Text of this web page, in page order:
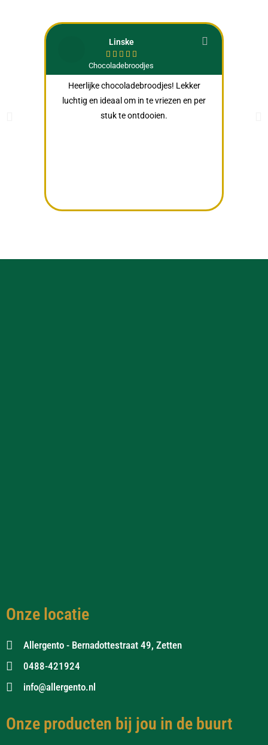
Linske
    
Chocoladebroodjes
Heerlijke chocoladebroodjes! Lekker
luchtig en ideaal om in te vriezen en per
stuk te ontdooien.
Onze locatie
Allergento - Bernadottestraat 49, Zetten
0488-421924
info@allergento.nl
Onze producten bij jou in de buurt